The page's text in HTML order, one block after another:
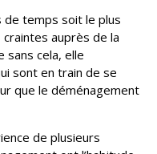
de temps soit le plus
auprès de la
sans cela, elle
sont en train de se
que le déménagement
de plusieurs